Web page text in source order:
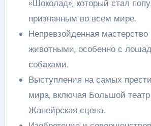
«Шоколад», который стал
признанным во всем мире.
Непревзойденная
животными, особенно с
собаками.
Выступления на самых
мира, включая Большой
Жанейрская сцена.